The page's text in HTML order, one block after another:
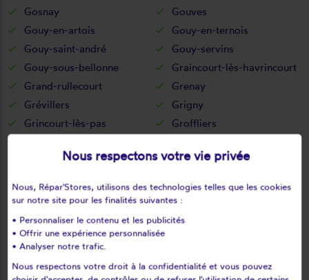
Gosnay
Gouves
Gouy-en-artois
Gouy-en-ternois
Gouy-saint-andré
Gouy-servins
Gouy-sous-bellonne
Graincourt-lès-havrincourt
Grand-rullecourt
Grenay
Grévillers
Grigny
Grincourt-lès-pas
Groffliers
Guigny
Guisy
Habarcq
Haillicourt
Haisnes
Halinghen
Ham-en-artois
Hamelincourt
Hames-boucres
Nous respectons votre vie privée
Nous, Répar'Stores, utilisons des technologies telles que les cookies
sur notre site pour les finalités suivantes :
• Personnaliser le contenu et les publicités
• Offrir une expérience personnalisée
• Analyser notre trafic.
Nous respectons votre droit à la confidentialité et vous pouvez